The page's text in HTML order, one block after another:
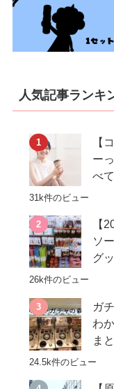
人気記事ランキ
【
ー
べ
31k件のビュー
【
ソ
グ
26k件のビュー
ガ
わ
ま
24.5k件のビュー